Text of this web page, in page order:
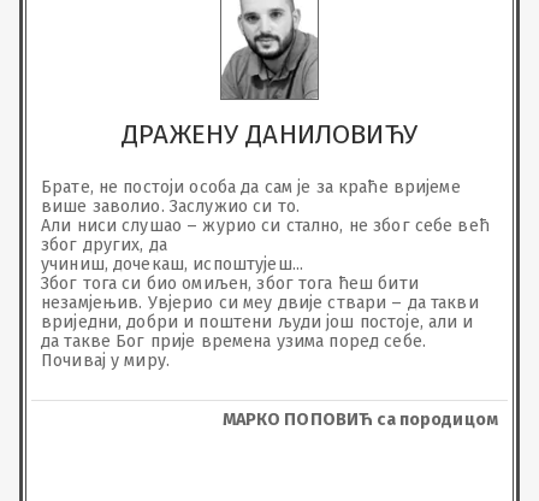
ДРАЖЕНУ ДАНИЛОВИЋУ
Брате, не постоји особа да сам је за краће вријеме
више заволио. Заслужио си то.
Али ниси слушао – журио си стално, не због себе већ
због других, да
учиниш, дочекаш, испоштујеш...
Због тога си био омиљен, због тога ћеш бити
незамјењив. Увјерио си меу двије ствари – да такви
вриједни, добри и поштени људи још постоје, али и
да такве Бог прије времена узима поред себе.
Почивај у миру.
МАРКО ПОПОВИЋ са породицом